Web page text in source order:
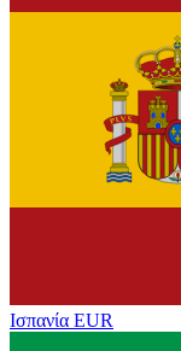
Ισπανία EUR